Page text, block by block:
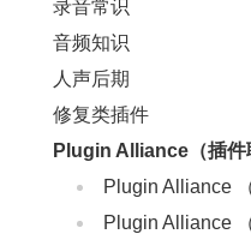
录音常识
音频知识
人声后期
修复类插件
Plugin Alliance（插件
Plugin Alliance
Plugin Alliance